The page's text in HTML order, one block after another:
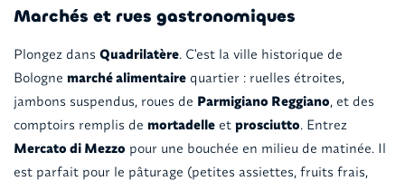
Marchés et rues gastronomiques
Plongez dans Quadrilatère. C'est la ville historique de
Bologne marché alimentairequartier : ruelles étroites,
jambons suspendus, roues de Parmigiano Reggiano, et des
comptoirs remplis de mortadelleet prosciutto. Entrez
Mercato di Mezzo pour une bouchée en milieu de matinée. Il
est parfait pour le pâturage (petites assiettes, fruits frais,